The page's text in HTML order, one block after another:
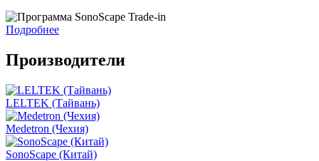
Подробнее
Производители
LELTEK (Тайвань)
Medetron (Чехия)
SonoScape (Китай)